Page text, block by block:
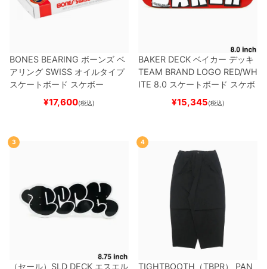
BONES BEARING ボーンズ ベ
アリング SWISS オイルタイプ
スケートボード スケボー
¥17,600(税込)
BAKER DECK ベイカー デッキ
TEAM BRAND LOGO RED/WH
ITE 8.0 スケートボード スケボ
¥15,345(税込)
3
（セール） SLD DECK エスエル
4
TIGHTBOOTH（TBPR） PAN